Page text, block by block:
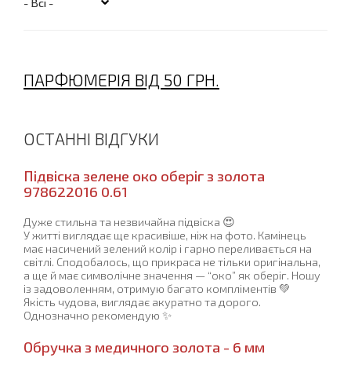
ПАРФЮМЕРІЯ ВІД 50 ГРН.
ОСТАННІ ВІДГУКИ
Підвіска зелене око оберіг з золота
978622016 0.61
Дуже стильна та незвичайна підвіска 😍
У житті виглядає ще красивіше, ніж на фото. Камінець
має насичений зелений колір і гарно переливається на
світлі. Сподобалось, що прикраса не тільки оригінальна,
а ще й має символічне значення — “око” як оберіг. Ношу
із задоволенням, отримую багато компліментів 💚
Якість чудова, виглядає акуратно та дорого.
Однозначно рекомендую ✨
Обручка з медичного золота - 6 мм